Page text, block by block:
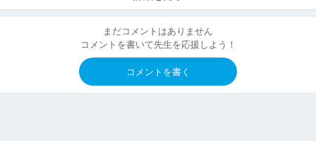
まだコメントはありません
コメントを書いて先生を応援しよう！
コメントを書く